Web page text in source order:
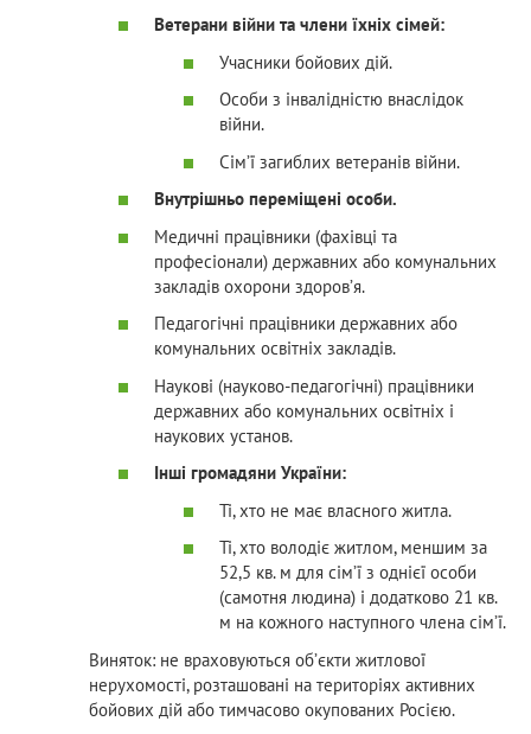
Ветерани війни та члени їхніх сімей:
Учасники бойових дій.
Особи з інвалідністю внаслідок
війни.
Сім’ї загиблих ветеранів війни.
Внутрішньо переміщені особи.
Медичні працівники (фахівці та
професіонали) державних або комунальних
закладів охорони здоров’я.
Педагогічні працівники державних або
комунальних освітніх закладів.
Наукові (науково-педагогічні) працівники
державних або комунальних освітніх і
наукових установ.
Інші громадяни України:
Ті, хто не має власного житла.
Ті, хто володіє житлом, меншим за
52,5 кв. м для сім’ї з однієї особи
(самотня людина) і додатково 21 кв.
м на кожного наступного члена сім’ї.
Виняток: не враховуються об’єкти житлової
нерухомості, розташовані на територіях активних
бойових дій або тимчасово окупованих Росією.